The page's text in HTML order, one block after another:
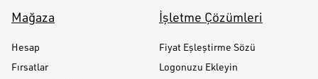
Mağaza
Hesap
Fırsatlar
İşletme Çözümleri
Fiyat Eşleştirme Sözü
Logonuzu Ekleyin